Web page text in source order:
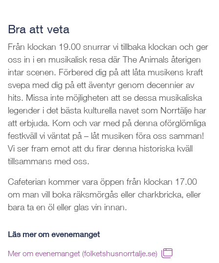
Bra att veta
Från klockan 19.00 snurrar vi tillbaka klockan och ger
oss in i en musikalisk resa där The Animals återigen
intar scenen. Förbered dig på att låta musikens kraft
svepa med dig på ett äventyr genom decennier av
hits. Missa inte möjligheten att se dessa musikaliska
legender i det bästa kulturella navet som Norrtälje har
att erbjuda. Kom och var med på denna oförglömliga
festkväll vi väntat på – låt musiken föra oss samman!
Vi ser fram emot att du firar denna historiska kväll
tillsammans med oss.
Cafeterian kommer vara öppen från klockan 17.00
om man vill boka räksmörgås eller charkbricka, eller
bara ta en öl eller glas vin innan.
Läs mer om evenemanget
Mer om evenemanget (folketshusnorrtalje.se)